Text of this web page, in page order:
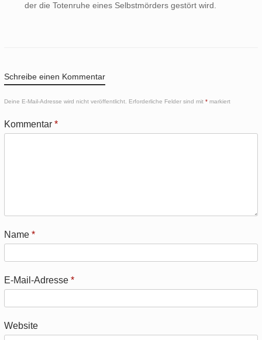
der die Totenruhe eines Selbstmörders gestört wird.
Schreibe einen Kommentar
Deine E-Mail-Adresse wird nicht veröffentlicht. Erforderliche Felder sind mit * markiert
Kommentar *
Name *
E-Mail-Adresse *
Website